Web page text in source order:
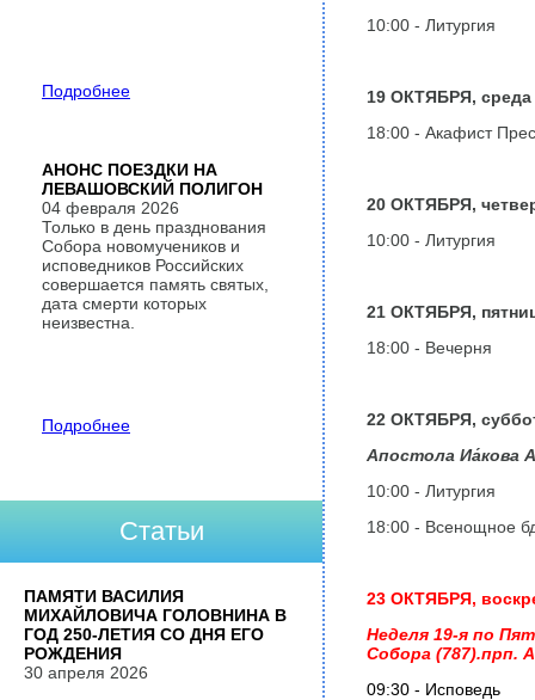
10:00 - Литургия
19 ОКТЯБРЯ, среда
18:00 - Акафист
20 ОКТЯБРЯ,
10:00 - Литургия
21 ОКТЯБРЯ,
18:00 - Вечерня
22 ОКТЯБРЯ,
Апостола Иа́кова
10:00 - Литургия
18:00 - Всенощное
23 ОКТЯБРЯ,
Неделя 19-я по
Собора (787).прп.
09:30 - Исповедь
Подробнее
АНОНС ПОЕЗДКИ НА
ЛЕВАШОВСКИЙ ПОЛИГОН
04 февраля 2026
Только в день празднования
Собора новомучеников и
исповедников Российских
совершается память святых,
дата смерти которых
неизвестна.
Подробнее
Статьи
ПАМЯТИ ВАСИЛИЯ
МИХАЙЛОВИЧА ГОЛОВНИНА В
ГОД 250-ЛЕТИЯ СО ДНЯ ЕГО
РОЖДЕНИЯ
30 апреля 2026